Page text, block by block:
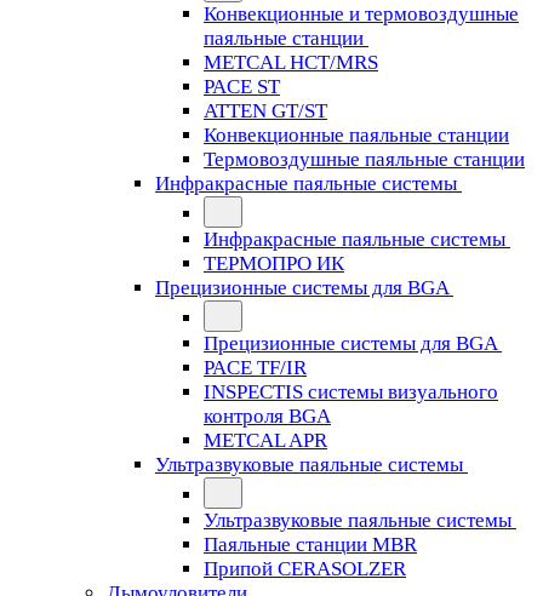
Конвекционные и термовоздушные
паяльные станции
METCAL HCT/MRS
PACE ST
ATTEN GT/ST
Конвекционные паяльные станции
Термовоздушные паяльные станции
Инфракрасные паяльные системы
Инфракрасные паяльные системы
ТЕРМОПРО ИК
Прецизионные системы для BGA
Прецизионные системы для BGA
PACE TF/IR
INSPECTIS системы визуального
контроля BGA
METCAL APR
Ультразвуковые паяльные системы
Ультразвуковые паяльные системы
Паяльные станции MBR
Припой CERASOLZER